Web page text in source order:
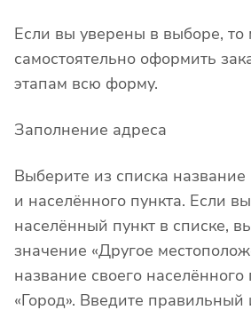
Если вы уверены в выборе, то
самостоятельно оформить
этапам всю форму.
Заполнение адреса
Выберите из списка
и населённого пункта. Если
населённый пункт в списке,
значение «Другое
название своего населённого
«Город». Введите правильный